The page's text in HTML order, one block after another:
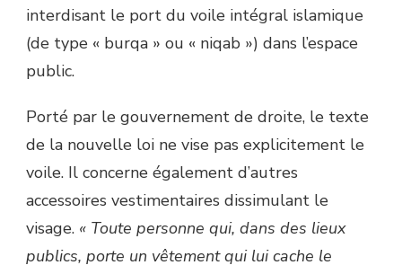
interdisant le port du voile intégral islamique
(de type « burqa » ou « niqab ») dans l’espace
public.
Porté par le gouvernement de droite, le texte
de la nouvelle loi ne vise pas explicitement le
voile. Il concerne également d’autres
accessoires vestimentaires dissimulant le
visage. « Toute personne qui, dans des lieux
publics, porte un vêtement qui lui cache le